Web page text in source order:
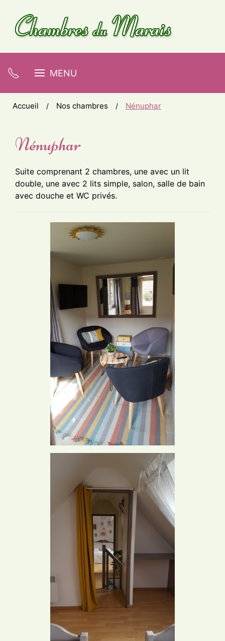
MENU
Accueil Nos chambres Nénuphar
Nénuphar
Suite comprenant 2 chambres, une avec un lit
double, une avec 2 lits simple, salon, salle de bain
avec douche et WC privés.